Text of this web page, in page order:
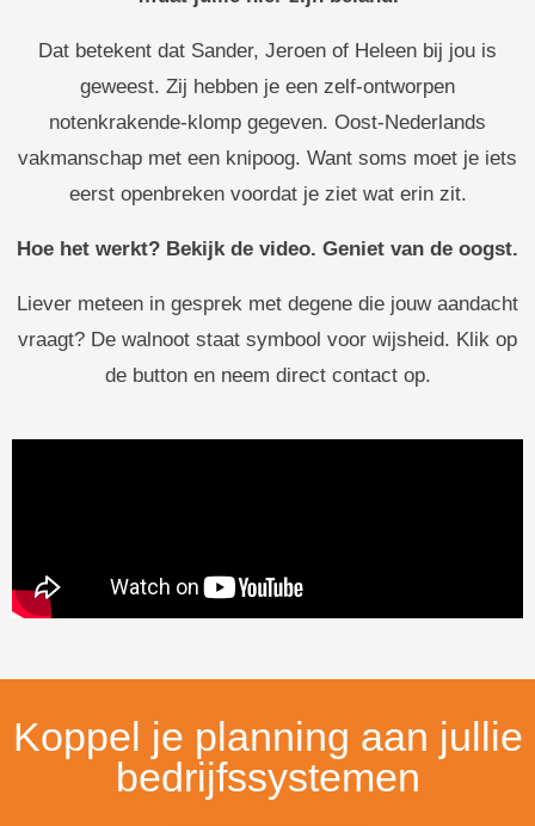
Dat betekent dat Sander, Jeroen of Heleen bij jou is
geweest. Zij hebben je een zelf-ontworpen
notenkrakende-klomp gegeven. Oost-Nederlands
vakmanschap met een knipoog. Want soms moet je iets
eerst openbreken voordat je ziet wat erin zit.
Hoe het werkt? Bekijk de video. Geniet van de oogst.
Liever meteen in gesprek met degene die jouw aandacht
vraagt? De walnoot staat symbool voor wijsheid. Klik op
de button en neem direct contact op.
Koppel je planning aan jullie
bedrijfssystemen